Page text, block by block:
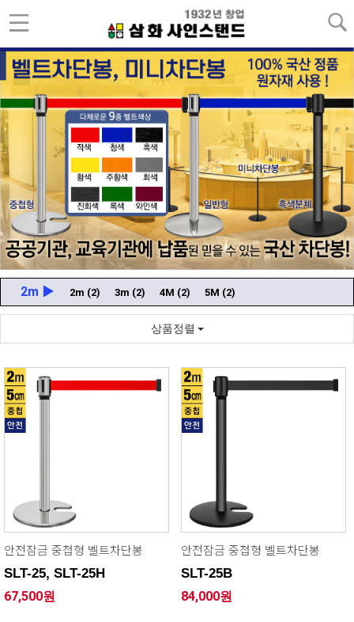
2m ▶ 2m (2) 3m (2) 4M (2) 5M (2)
상품정렬
안전잠금 중첩형 벨트차단봉
SLT-25, SLT-25H
67,500원
안전잠금 중첩형 벨트차단봉
SLT-25B
84,000원